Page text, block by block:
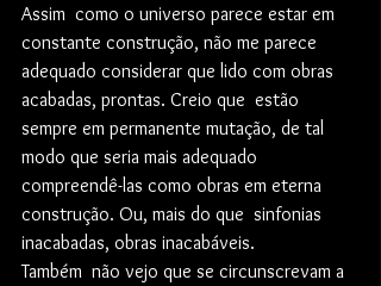
Assim  como o universo parece estar em
constante construção, não me parece
adequado considerar que lido com obras
acabadas, prontas. Creio que  estão
sempre em permanente mutação, de tal
modo que seria mais adequado
compreendê-las como obras em eterna
construção. Ou, mais do que  sinfonias
inacabadas, obras inacabáveis.
Também  não vejo que se circunscrevam a